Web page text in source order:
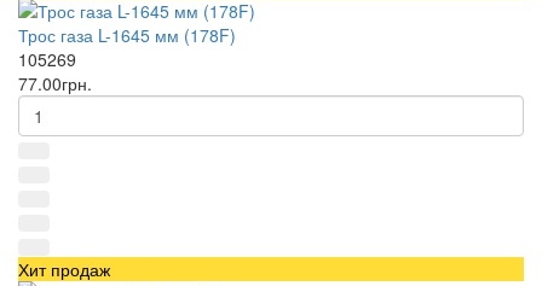
Трос газа L-1645 мм (178F)
105269
77.00грн.
Хит продаж